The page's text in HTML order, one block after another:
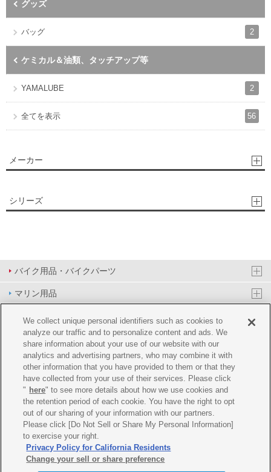
グッズ
バッグ 2
ケミカル＆油類、タッチアップ等
YAMALUBE 2
全てを表示 56
メーカー
シリーズ
バイク用品・バイクパーツ
マリン用品
PAS/YPJ用品
その他用品
イベント&エンターテイメント
オンラインショップ
企業情報
ご利用規約 推薦環境 プライバシーポリシー Cookie ポリシー
We collect unique personal identifiers such as cookies to
analyze our traffic and to personalize content and ads. We
share information about your use of our website with our
analytics and advertising partners, who may combine it with
other information that you have provided to them or that they
have collected from your use of their services. Please click
" here" to see more details about how we use cookies and
the retention period of each cookie. You have the right to opt
out of our sharing of your information with our partners.
Please click [Do Not Sell or Share My Personal Information]
to exercise your right.
Privacy Policy for California Residents
Change your sell or share preference